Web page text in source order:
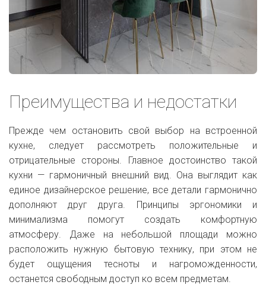
Преимущества и недостатки
Прежде чем остановить свой выбор на встроенной
кухне, следует рассмотреть положительные и
отрицательные стороны. Главное достоинство такой
кухни — гармоничный внешний вид. Она выглядит как
единое дизайнерское решение, все детали гармонично
дополняют друг друга. Принципы эргономики и
минимализма помогут создать комфортную
атмосферу. Даже на небольшой площади можно
расположить нужную бытовую технику, при этом не
будет ощущения тесноты и нагроможденности,
останется свободным доступ ко всем предметам.